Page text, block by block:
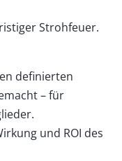
Strohfeuer.
definierten
– für
und ROI des